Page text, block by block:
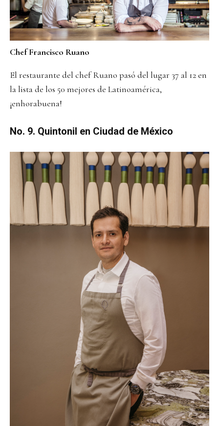
Chef Francisco Ruano
El restaurante del chef Ruano pasó del lugar 37 al 12 en
la lista de los 50 mejores de Latinoamérica,
¡enhorabuena!
No. 9. Quintonil en Ciudad de México